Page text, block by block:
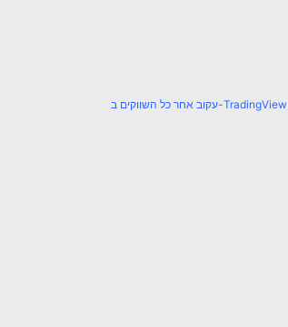
עקוב אחר כל השווקים ב-TradingView